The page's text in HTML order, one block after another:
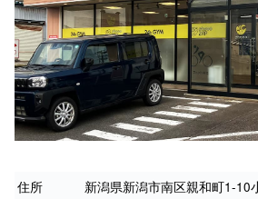
住所
新潟県新潟市南区親和町1-